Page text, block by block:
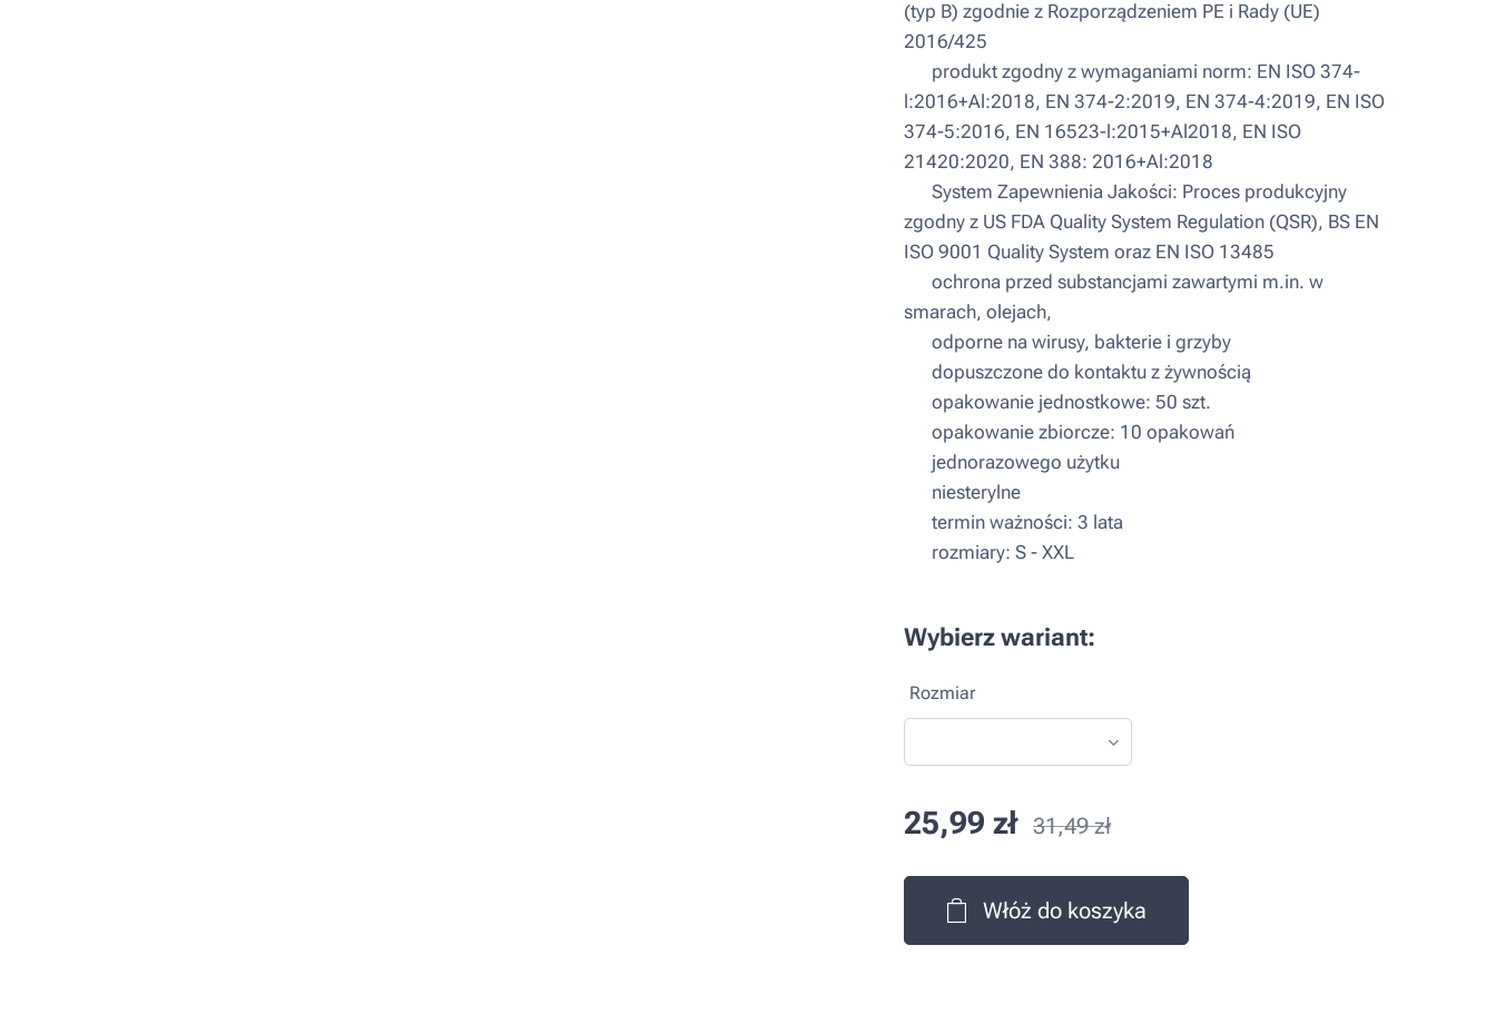
(typ B) zgodnie z Rozporządzeniem PE i Rady (UE)
2016/425
▪ produkt zgodny z wymaganiami norm: EN ISO 374-
l:2016+Al:2018, EN 374-2:2019, EN 374-4:2019, EN ISO
374-5:2016, EN 16523-l:2015+Al2018, EN ISO
21420:2020, EN 388: 2016+Al:2018
▪ System Zapewnienia Jakości: Proces produkcyjny
zgodny z US FDA Quality System Regulation (QSR), BS EN
ISO 9001 Quality System oraz EN ISO 13485
▪ ochrona przed substancjami zawartymi m.in. w
smarach, olejach,
▪ odporne na wirusy, bakterie i grzyby
▪ dopuszczone do kontaktu z żywnością
▪ opakowanie jednostkowe: 50 szt.
▪ opakowanie zbiorcze: 10 opakowań
▪ jednorazowego użytku
▪ niesterylne
▪ termin ważności: 3 lata
▪ rozmiary: S - XXL
Wybierz wariant:
Rozmiar
25,99 zł 31,49zł
Włóż do koszyka